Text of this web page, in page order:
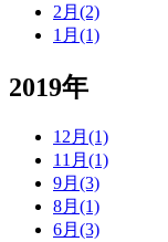
2月(2)
1月(1)
2019年
12月(1)
11月(1)
9月(3)
8月(1)
6月(3)